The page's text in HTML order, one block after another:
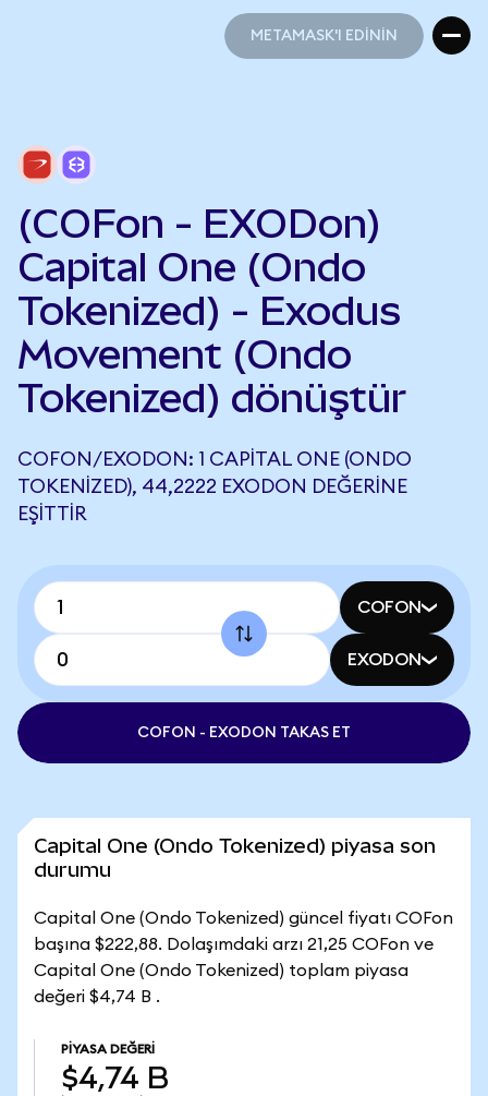
METAMASK'I EDİNİN
(COFon - EXODon)
Capital One (Ondo
Tokenized) - Exodus
Movement (Ondo
Tokenized) dönüştür
COFON/EXODON: 1 CAPITAL ONE (ONDO
TOKENIZED), 44,2222 EXODON DEĞERINE
EŞITTIR
COFON
EXODON
COFON - EXODON TAKAS ET
Capital One (Ondo Tokenized) piyasa son
durumu
Capital One (Ondo Tokenized) güncel fiyatı COFon
başına $222,88. Dolaşımdaki arzı 21,25 COFon ve
Capital One (Ondo Tokenized) toplam piyasa
değeri $4,74 B .
PIYASA DEĞERI
$4,74 B